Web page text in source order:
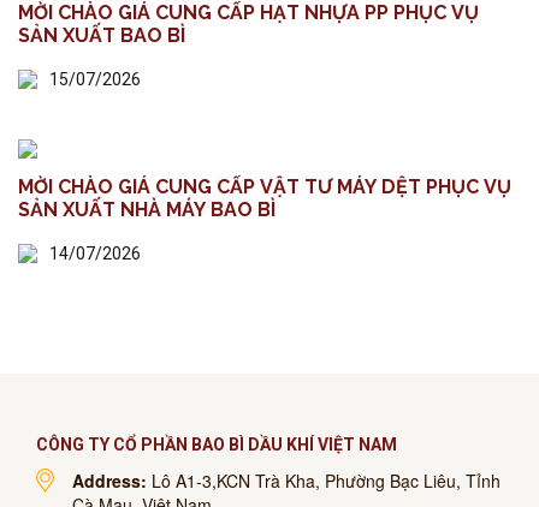
MỜI CHÀO GIÁ CUNG CẤP HẠT NHỰA PP PHỤC VỤ
SẢN XUẤT BAO BÌ
15/07/2026
MỜI CHÀO GIÁ CUNG CẤP VẬT TƯ MÁY DỆT PHỤC VỤ
SẢN XUẤT NHÀ MÁY BAO BÌ
14/07/2026
CÔNG TY CỔ PHẦN BAO BÌ DẦU KHÍ VIỆT NAM
Address: Lô A1-3,KCN Trà Kha, Phường Bạc Liêu, Tỉnh